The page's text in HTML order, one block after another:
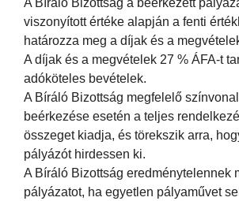
viszonyított értéke alapján a fenti
határozza meg a díjak és a
A díjak és a megvételek 27 % ÁFA-t
adóköteles bevételek.
A Bíráló Bizottság megfelelő
beérkezése esetén a teljes
összeget kiadja, és törekszik arra,
pályázót hirdessen ki.
A Bíráló Bizottság eredménytelennek
pályázatot, ha egyetlen pályaművet